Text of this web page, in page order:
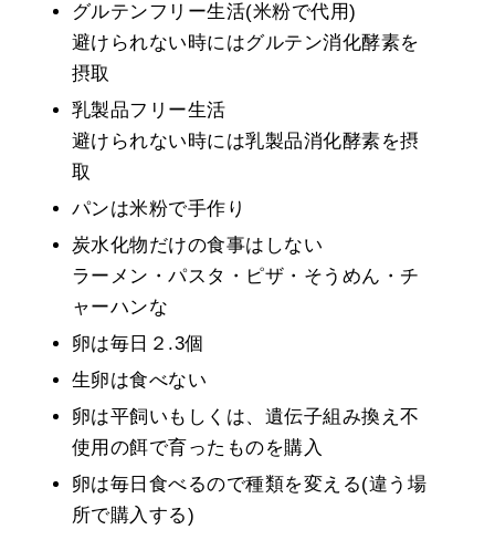
グルテンフリー生活(米粉で代用)
避けられない時にはグルテン消化酵素を
摂取
乳製品フリー生活
避けられない時には乳製品消化酵素を摂
取
パンは米粉で手作り
炭水化物だけの食事はしない
ラーメン・パスタ・ピザ・そうめん・チ
ャーハンな
卵は毎日２.3個
生卵は食べない
卵は平飼いもしくは、遺伝子組み換え不
使用の餌で育ったものを購入
卵は毎日食べるので種類を変える(違う場
所で購入する)